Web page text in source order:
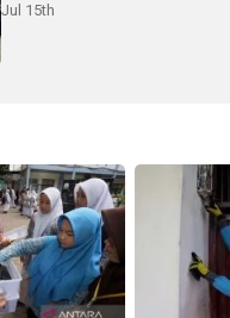
Jul 15th